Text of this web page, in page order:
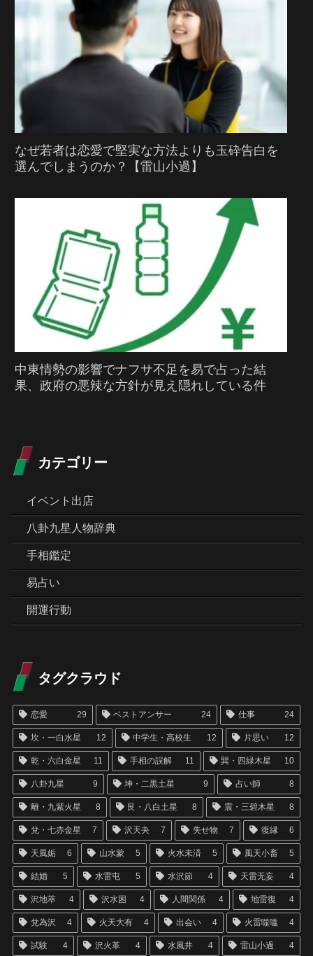
なぜ若者は恋愛で堅実な方法よりも玉砕告白を
選んでしまうのか？【雷山小過】
中東情勢の影響でナフサ不足を易で占った結
果、政府の悪辣な方針が見え隠れしている件
カテゴリー
イベント出店
八卦九星人物辞典
手相鑑定
易占い
開運行動
タグクラウド
恋愛 29 ベストアンサー 24 仕事 24
坎・一白水星 12 中学生・高校生 12 片思い 12
乾・六白金星 11 手相の誤解 11 巽・四緑木星 10
八卦九星 9 坤・二黒土星 9 占い師 8
離・九紫火星 8 艮・八白土星 8 震・三碧木星 8
兌・七赤金星 7 沢天夬 7 失せ物 7 復縁 6
天風姤 6 山水蒙 5 火水未済 5 風天小畜 5
結婚 5 水雷屯 5 水沢節 4 天雷无妄 4
沢地萃 4 沢水困 4 人間関係 4 地雷復 4
兌為沢 4 火天大有 4 出会い 4 火雷噬嗑 4
試験 4 沢火革 4 水風井 4 雷山小過 4